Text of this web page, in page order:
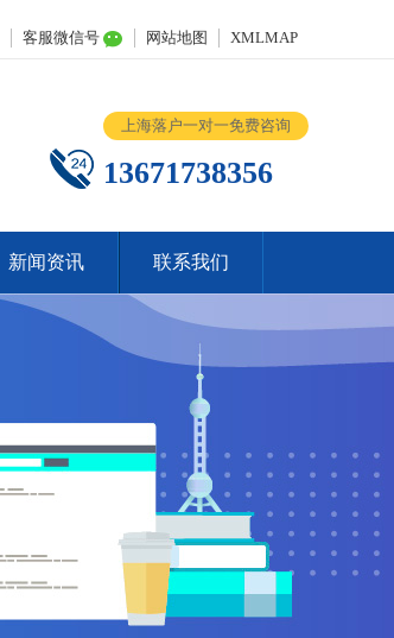
客服微信号 网站地图 XMLMAP
上海落户一对一免费咨询
13671738356
新闻资讯 联系我们